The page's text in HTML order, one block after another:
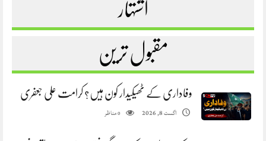
اشتہار
مقبول ترین
وفاداری کے ٹھیکیدار کون ہیں؟ کرامت علی جعفری
اگست 8, 2026 0مناظر